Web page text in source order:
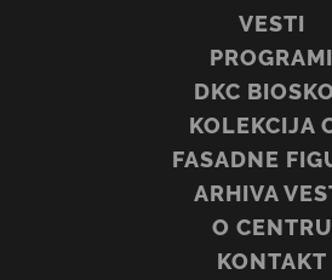
VESTI
PROGRAMI
DKC
KOLEKCIJA
FASADNE
ARHIVA
O CENTRU
KONTAKT